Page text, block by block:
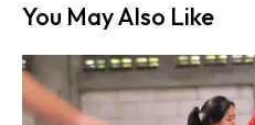
You May Also Like